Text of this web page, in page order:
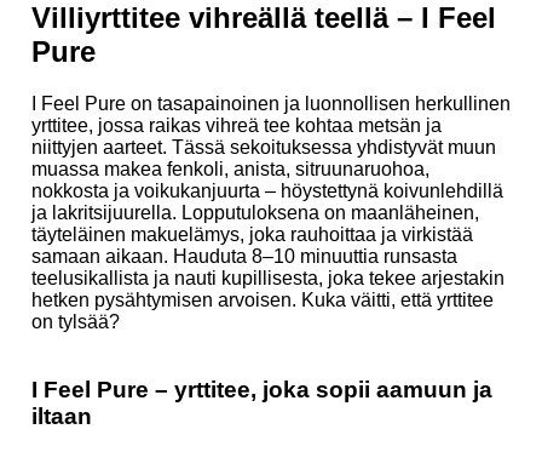
Villiyrttitee vihreällä teellä – I Feel
Pure
I Feel Pure on tasapainoinen ja luonnollisen herkullinen
yrttitee, jossa raikas vihreä tee kohtaa metsän ja
niittyjen aarteet. Tässä sekoituksessa yhdistyvät muun
muassa makea fenkoli, anista, sitruunaruohoa,
nokkosta ja voikukanjuurta – höystettynä koivunlehdillä
ja lakritsijuurella. Lopputuloksena on maanläheinen,
täyteläinen makuelämys, joka rauhoittaa ja virkistää
samaan aikaan. Hauduta 8–10 minuuttia runsasta
teelusikallista ja nauti kupillisesta, joka tekee arjestakin
hetken pysähtymisen arvoisen. Kuka väitti, että yrttitee
on tylsää?
I Feel Pure – yrttitee, joka sopii aamuun ja
iltaan